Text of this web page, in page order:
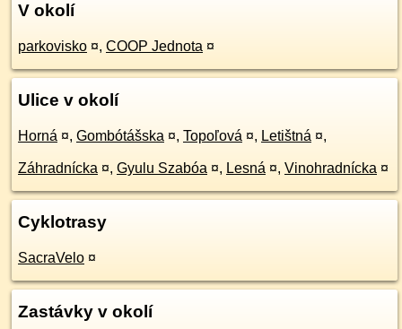
V okolí
parkovisko ¤, COOP Jednota ¤
Ulice v okolí
Horná ¤, Gombótášska ¤, Topoľová ¤, Letištná ¤,
Záhradnícka ¤, Gyulu Szabóa ¤, Lesná ¤, Vinohradnícka ¤
Cyklotrasy
SacraVelo ¤
Zastávky v okolí